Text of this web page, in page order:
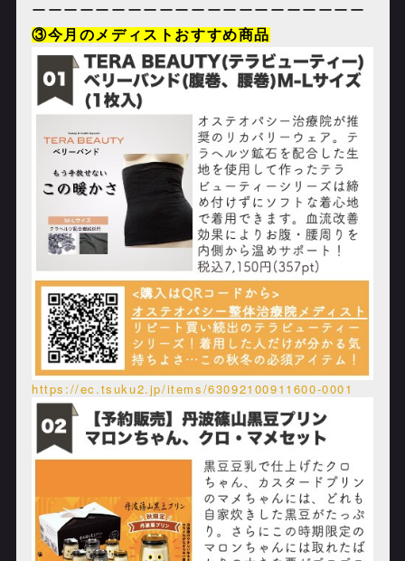
ーーーーーーーーーーーーーーーーーーーーー
③今月のメディストおすすめ商品
https://ec.tsuku2.jp/items/63092100911600-0001